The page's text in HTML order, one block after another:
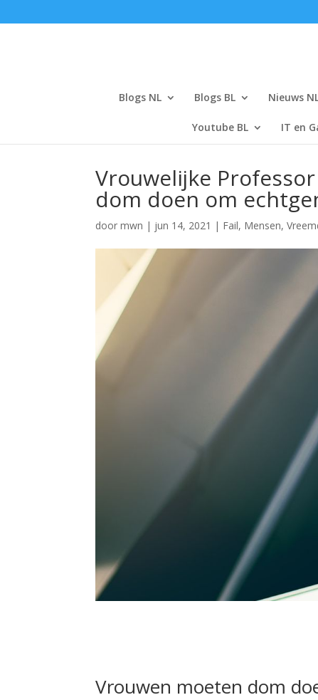
Blogs NL Blogs BL Nieuws
Youtube BL IT en
Vrouwelijke
dom doen om
doormwn | jun 14, 2021 | Fail, Mensen,
Vrouwen moeten dom